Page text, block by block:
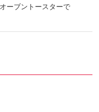
ーブントースターで